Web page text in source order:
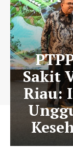
Sakit
Riau: